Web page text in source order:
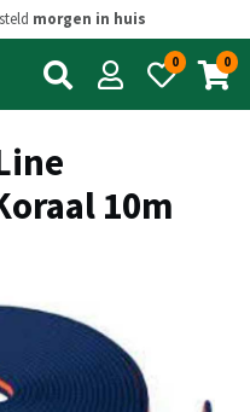
morgen in huis
0 0
10m